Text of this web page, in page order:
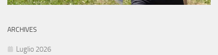
ARCHIVES
Luglio 2026